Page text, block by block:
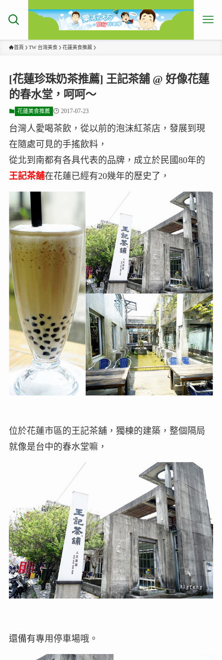
首頁 TW 台灣美食 花蓮美食推薦
[花蓮珍珠奶茶推薦] 王記茶舖 @ 好像花蓮
的春水堂，呵呵～
花蓮美食推薦 2017-07-23
台灣人愛喝茶飲，從以前的泡沫紅茶店，發展到現
在隨處可見的手搖飲料，
從北到南都有各具代表的品牌，成立於民國80年的
王記茶舖在花蓮已經有20幾年的歷史了，
位於花蓮市區的王記茶舖，獨棟的建築，整個隔局
就像是台中的春水堂嘛，
還備有專用停車場哦。